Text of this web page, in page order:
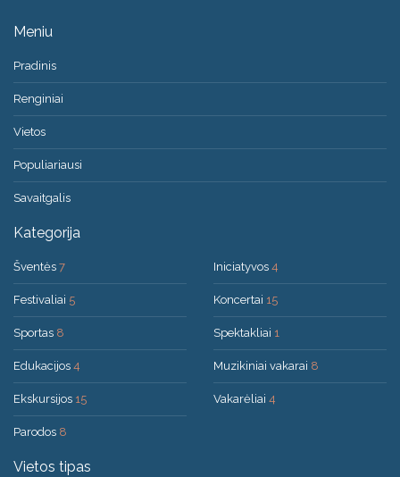
Meniu
Pradinis
Renginiai
Vietos
Populiariausi
Savaitgalis
Kategorija
Šventės 7
Festivaliai 5
Sportas 8
Edukacijos 4
Ekskursijos 15
Parodos 8
Iniciatyvos 4
Koncertai 15
Spektakliai 1
Muzikiniai vakarai 8
Vakarėliai 4
Vietos tipas